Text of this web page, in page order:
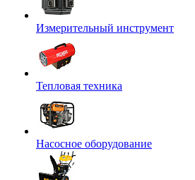
Измерительный инструмент
Тепловая техника
Насосное оборудование